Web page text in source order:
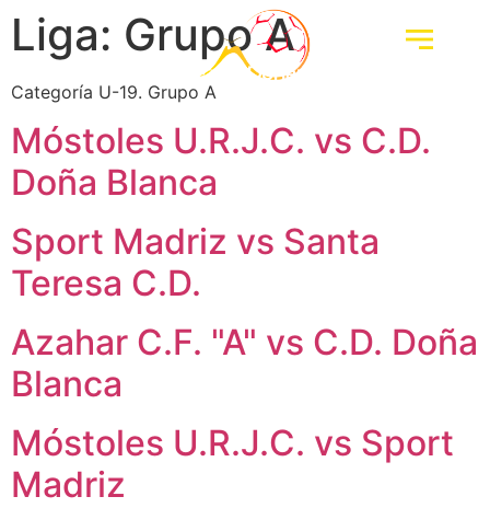
Liga: Grupo A
Categoría U-19. Grupo A
Móstoles U.R.J.C. vs C.D.
Doña Blanca
Sport Madriz vs Santa
Teresa C.D.
Azahar C.F. "A" vs C.D. Doña
Blanca
Móstoles U.R.J.C. vs Sport
Madriz